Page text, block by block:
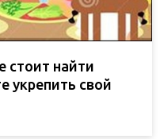
стоит найти
укрепить свой